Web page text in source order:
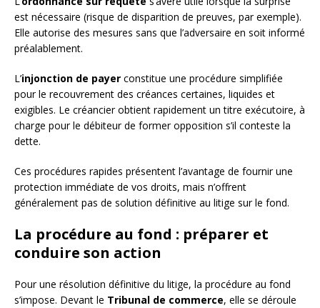
est nécessaire (risque de disparition de preuves, par exemple).
Elle autorise des mesures sans que l’adversaire en soit informé
préalablement.
L’injonction de payer constitue une procédure simplifiée
pour le recouvrement des créances certaines, liquides et
exigibles. Le créancier obtient rapidement un titre exécutoire, à
charge pour le débiteur de former opposition s’il conteste la
dette.
Ces procédures rapides présentent l’avantage de fournir une
protection immédiate de vos droits, mais n’offrent
généralement pas de solution définitive au litige sur le fond.
La procédure au fond : préparer et
conduire son action
Pour une résolution définitive du litige, la procédure au fond
s’impose. Devant le Tribunal de commerce, elle se déroule